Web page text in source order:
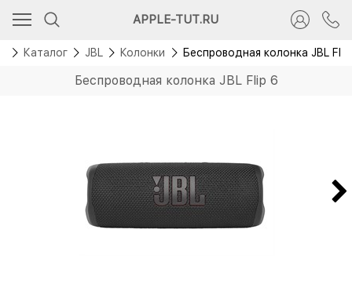
APPLE-TUT.RU
Каталог JBL Колонки Беспроводная колонка JBL
Беспроводная колонка JBL Flip 6
Скидка 4 000 руб.